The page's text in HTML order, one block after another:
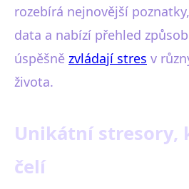
rozebírá nejnovější
data a nabízí přehled
úspěšně zvládají stres v
života.
Unikátní stresory,
čelí